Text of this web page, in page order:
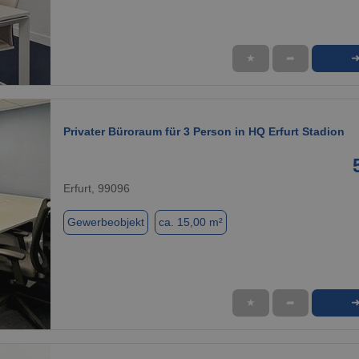
★ ➦ ➜
1 / 9
Privater Büroraum für 3 Person in HQ Erfurt Stadion
Erfurt, 99096
Gewerbeobjekt ca. 15,00 m²
★ ➦ ➜